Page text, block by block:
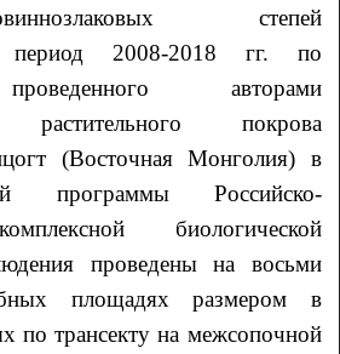
степей
период 2008-2018 гг. по
авторами
растительного покрова
(Восточная Монголия) в
программы Российско-
биологической
проведены на восьми
площадях размером в
по трансекту на межсопочной